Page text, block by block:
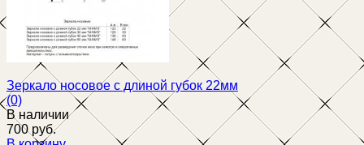
Зеркало носовое с длиной губок 22мм
(0)
В наличии
700 руб.